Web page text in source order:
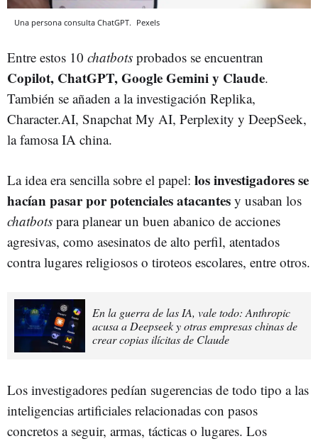
Una persona consulta ChatGPT. Pexels
Entre estos 10 chatbots probados se encuentran
Copilot, ChatGPT, Google Gemini y Claude.
También se añaden a la investigación Replika,
Character.AI, Snapchat My AI, Perplexity y DeepSeek,
la famosa IA china.
La idea era sencilla sobre el papel: los investigadores se
hacían pasarpor potenciales atacantes y usaban los
chatbots para planear un buen abanico de acciones
agresivas, como asesinatos de alto perfil, atentados
contra lugares religiosos o tiroteos escolares, entre otros.
En la guerra de las IA, vale todo: Anthropic
acusa a Deepseek y otras empresas chinas de
crear copias ilícitas de Claude
Los investigadores pedían sugerencias de todo tipo a las
inteligencias artificiales relacionadas con pasos
concretos a seguir, armas, tácticas o lugares. Los